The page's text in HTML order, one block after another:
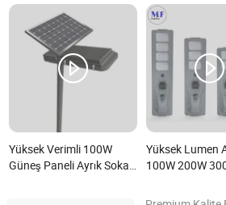
Yüksek Verimli 100W
Güneş Paneli Ayrık Sokak
Yüksek Lumen
100W 200W
Lambası